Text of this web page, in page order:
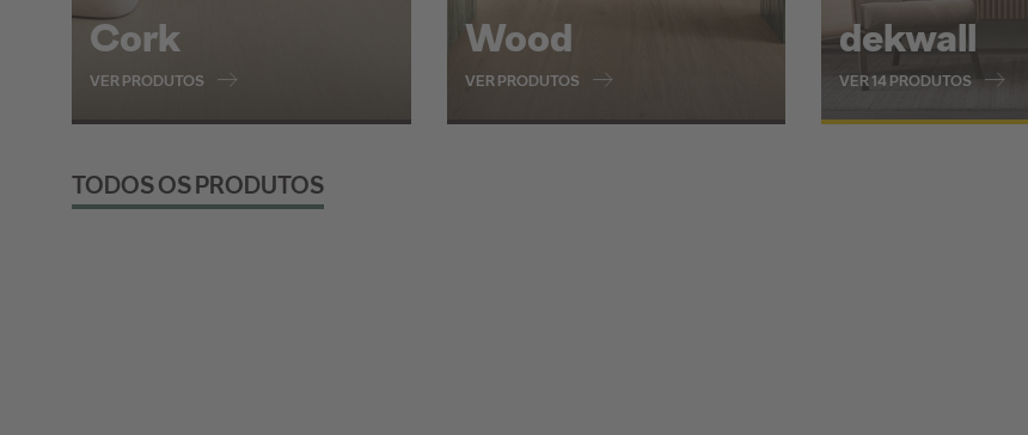
Cork
VER PRODUTOS
Wood
VER PRODUTOS
dekwall
VER 14 PRODUTOS
TODOS OS PRODUTOS